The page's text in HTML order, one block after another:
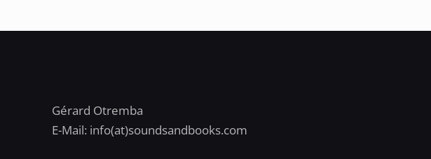
Gérard Otremba
E-Mail: info(at)soundsandbooks.com